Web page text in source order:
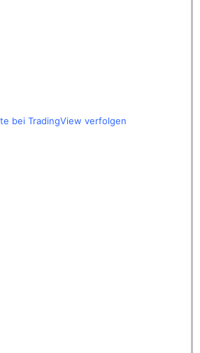
bei TradingView verfolgen